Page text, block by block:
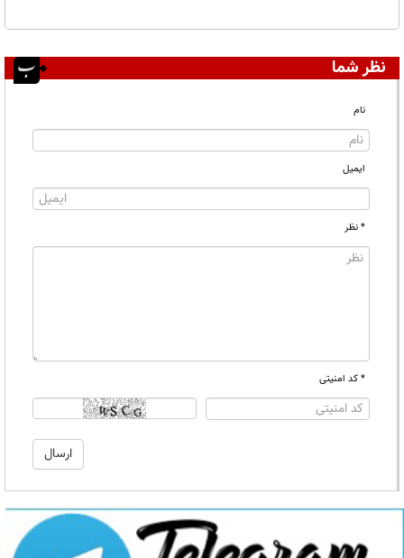
نظر شما
نام
ایمیل
* نظر
* کد امنیتی